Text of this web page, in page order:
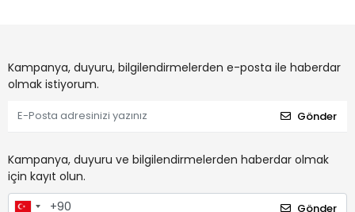
Kampanya, duyuru, bilgilendirmelerden e-posta ile haberdar
olmak istiyorum.
Gönder
Kampanya, duyuru ve bilgilendirmelerden haberdar olmak
için kayıt olun.
Gönder